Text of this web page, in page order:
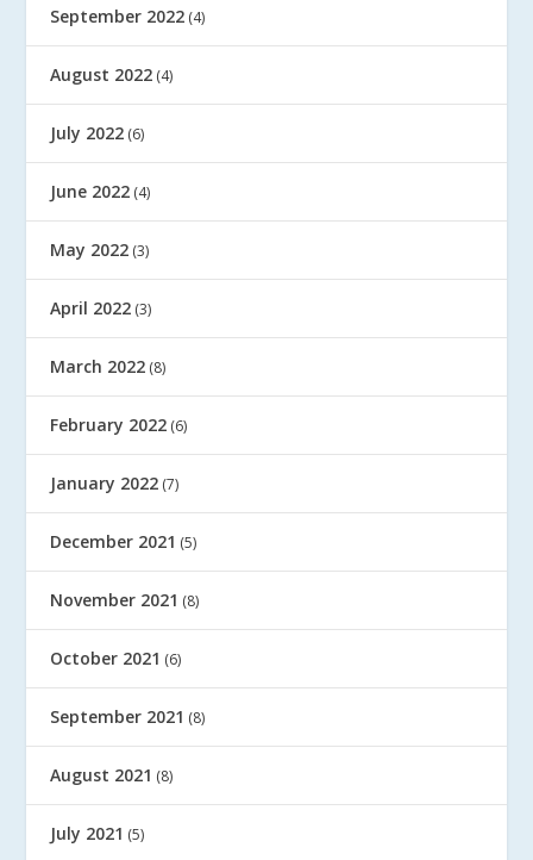
September 2022 (4)
August 2022 (4)
July 2022 (6)
June 2022 (4)
May 2022 (3)
April 2022 (3)
March 2022 (8)
February 2022 (6)
January 2022 (7)
December 2021 (5)
November 2021 (8)
October 2021 (6)
September 2021 (8)
August 2021 (8)
July 2021 (5)